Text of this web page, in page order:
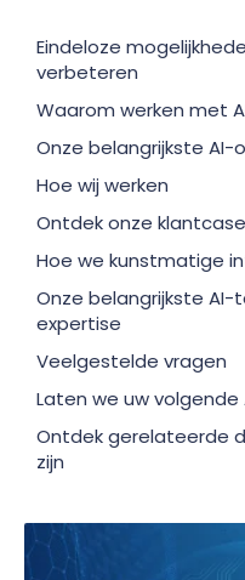
Eindeloze
verbeteren
Waarom werken met
Onze belangrijkste AI-
Hoe wij werken
Ontdek onze
Hoe we kunstmatige
Onze belangrijkste
expertise
Veelgestelde vragen
Laten we uw
Ontdek gerelateerde
zijn